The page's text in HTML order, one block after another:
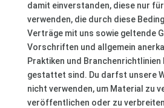
damit einverstanden, diese nur
verwenden, die durch diese
Verträge mit uns sowie geltende
Vorschriften und allgemein
Praktiken und Branchenrichtlinien
gestattet sind. Du darfst unsere
nicht verwenden, um Material zu
veröffentlichen oder zu